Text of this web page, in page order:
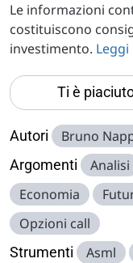
Le informazioni
costituiscono
investimento. Leggi
Ti è
Autori Bruno
Argomenti Analisi
Economia
Opzioni call
Strumenti Asml